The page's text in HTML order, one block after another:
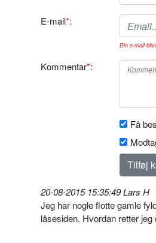
E-mail*:
Din e-mail
Kommentar*:
Få
20-08-2015 15:35:49 Lars H
Jeg har nogle flotte gamle
låsesiden. Hvordan retter